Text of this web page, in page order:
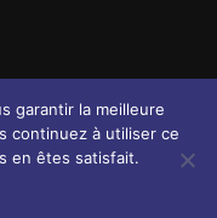
garantir la meilleure
continuez à utiliser ce
en êtes satisfait.